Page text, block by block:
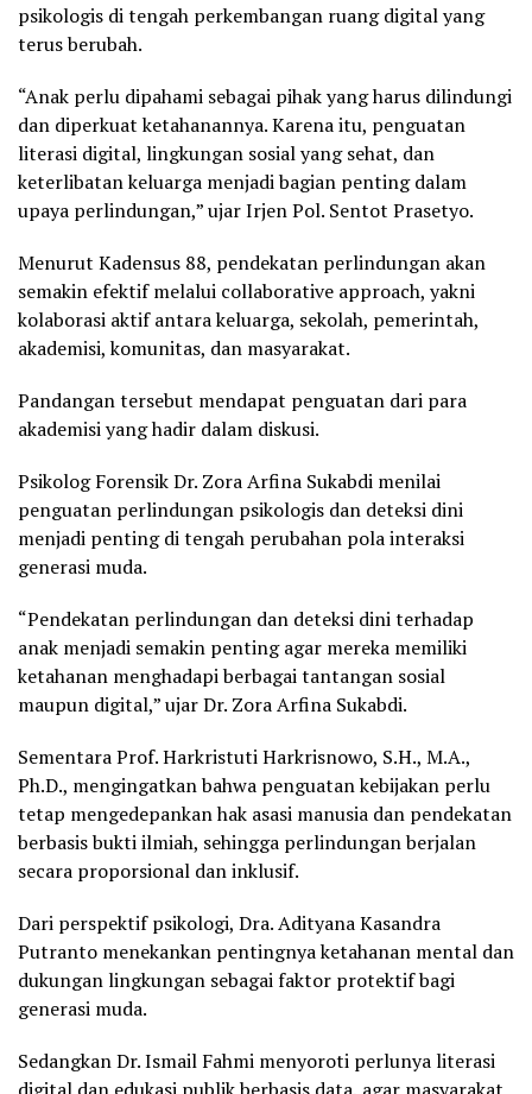
psikologis di tengah perkembangan ruang digital yang
terus berubah.
“Anak perlu dipahami sebagai pihak yang harus dilindungi
dan diperkuat ketahanannya. Karena itu, penguatan
literasi digital, lingkungan sosial yang sehat, dan
keterlibatan keluarga menjadi bagian penting dalam
upaya perlindungan,” ujar Irjen Pol. Sentot Prasetyo.
Menurut Kadensus 88, pendekatan perlindungan akan
semakin efektif melalui collaborative approach, yakni
kolaborasi aktif antara keluarga, sekolah, pemerintah,
akademisi, komunitas, dan masyarakat.
Pandangan tersebut mendapat penguatan dari para
akademisi yang hadir dalam diskusi.
Psikolog Forensik Dr. Zora Arfina Sukabdi menilai
penguatan perlindungan psikologis dan deteksi dini
menjadi penting di tengah perubahan pola interaksi
generasi muda.
“Pendekatan perlindungan dan deteksi dini terhadap
anak menjadi semakin penting agar mereka memiliki
ketahanan menghadapi berbagai tantangan sosial
maupun digital,” ujar Dr. Zora Arfina Sukabdi.
Sementara Prof. Harkristuti Harkrisnowo, S.H., M.A.,
Ph.D., mengingatkan bahwa penguatan kebijakan perlu
tetap mengedepankan hak asasi manusia dan pendekatan
berbasis bukti ilmiah, sehingga perlindungan berjalan
secara proporsional dan inklusif.
Dari perspektif psikologi, Dra. Adityana Kasandra
Putranto menekankan pentingnya ketahanan mental dan
dukungan lingkungan sebagai faktor protektif bagi
generasi muda.
Sedangkan Dr. Ismail Fahmi menyoroti perlunya literasi